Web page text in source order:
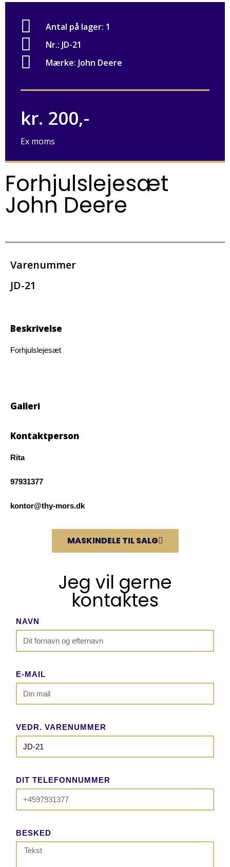
Antal på lager: 1
Nr.: JD-21
Mærke: John Deere
kr. 200,-
Ex moms
Forhjulslejesæt
John Deere
Varenummer
JD-21
Beskrivelse
Forhjulslejesæt
Galleri
Kontaktperson
Rita
97931377
kontor@thy-mors.dk
MASKINDELE TIL SALG
Jeg vil gerne
kontaktes
NAVN
E-MAIL
VEDR. VARENUMMER
DIT TELEFONNUMMER
BESKED